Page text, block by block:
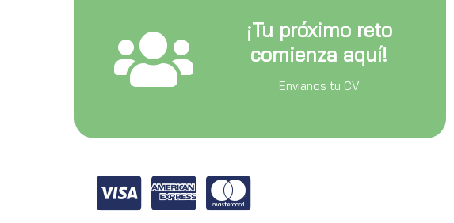
¡Tu próximo reto
comienza aquí!
Envianos tu CV